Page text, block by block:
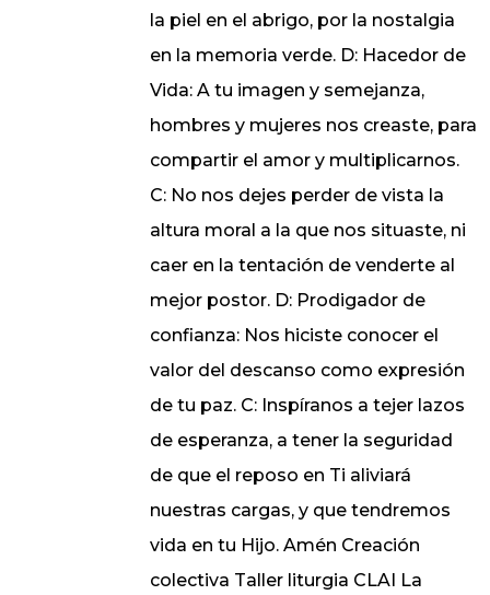
la piel en el abrigo, por la nostalgia
en la memoria verde. D: Hacedor de
Vida: A tu imagen y semejanza,
hombres y mujeres nos creaste, para
compartir el amor y multiplicarnos.
C: No nos dejes perder de vista la
altura moral a la que nos situaste, ni
caer en la tentación de venderte al
mejor postor. D: Prodigador de
confianza: Nos hiciste conocer el
valor del descanso como expresión
de tu paz. C: Inspíranos a tejer lazos
de esperanza, a tener la seguridad
de que el reposo en Ti aliviará
nuestras cargas, y que tendremos
vida en tu Hijo. Amén Creación
colectiva Taller liturgia CLAI La